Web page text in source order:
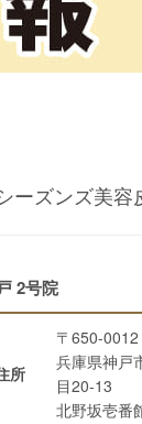
ーズンズ美
2号院
所
〒650-0012
兵庫県神戸
目20-13
北野坂壱番